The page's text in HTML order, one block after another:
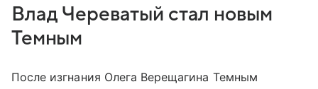
Влад Череватый стал новым
Темным
После изгнания Олега Верещагина Темным